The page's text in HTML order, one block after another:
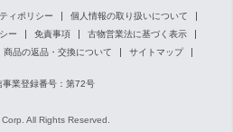
ィポリシー
個人情報の取り扱いについて
ー 免責事項
古物営業法に基づく表示
商品の返品・交換について サイトマップ
事業登録番号：第72号
All Rights Reserved.